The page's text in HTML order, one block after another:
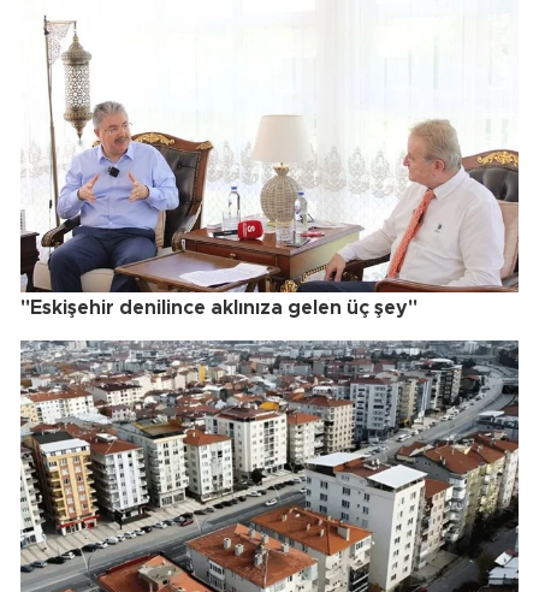
"Eskişehir denilince aklınıza gelen üç şey"